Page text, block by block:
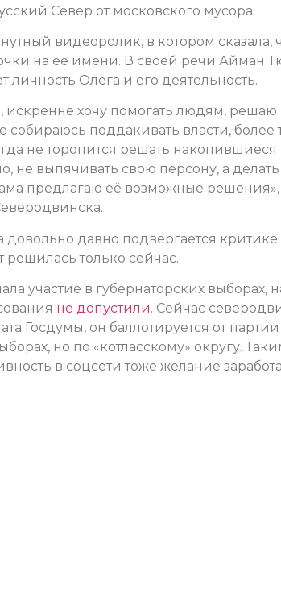
Север от московского мусора.
видеоролик, в котором сказала,
на её имени. В своей речи Айман
личность Олега и его деятельность.
искренне хочу помогать людям, решаю
поддакивать власти, более
не торопится решать
не выпячивать свою персону, а
предлагаю её возможные решения»,
давно подвергается критике
только сейчас.
участие в губернаторских выборах,
не допустили. Сейчас
Госдумы, он баллотируется от
но по «котласскому» округу.
в соцсети тоже желание